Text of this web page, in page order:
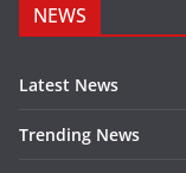
NEWS
Latest News
Trending News